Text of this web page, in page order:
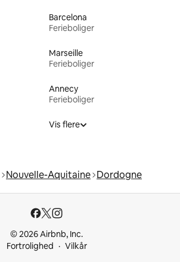
Barcelona
Ferieboliger
Marseille
Ferieboliger
Annecy
Ferieboliger
Vis flere
Nouvelle-Aquitaine Dordogne
© 2026 Airbnb, Inc.
Fortrolighed
Vilkår